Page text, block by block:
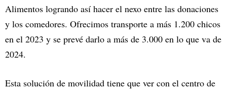
Alimentos logrando así hacer el nexo entre las donaciones
y los comedores. Ofrecimos transporte a más 1.200 chicos
en el 2023 y se prevé darlo a más de 3.000 en lo que va de
2024.
Esta solución de movilidad tiene que ver con el centro de